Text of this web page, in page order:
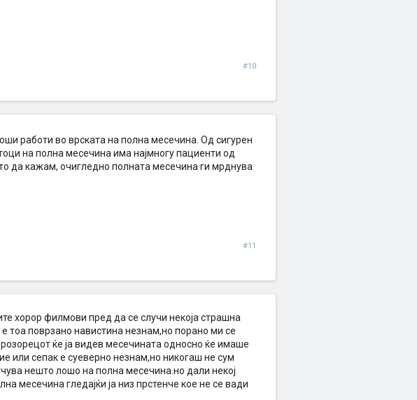
#10
работи во врската на полна месечина. Од сигурен
на полна месечина има најмногу пациенти од
да кажам, очигледно полната месечина ги мрднува
#11
хорор филмови пред да се случи некоја страшна
тоа поврзано навистина незнам,но порано ми се
ќе ја видев месечината односно ќе имаше
или сепак е суеверно незнам,но никогаш не сум
нешто лошо на полна месечина.но дали некој
месечина гледајќи ја низ прстенче кое не се вади